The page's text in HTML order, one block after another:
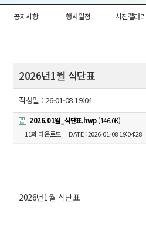
공지사항 행사일정 사진갤러리
2026년1월 식단표
작성일 : 26-01-08 19:04
2026.01월_식단표.hwp(146.0K)
11회 다운로드
DATE : 2026-01-08 19:04:28
2026년1월 식단표